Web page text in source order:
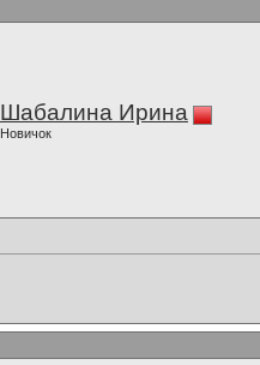
Шабалина Ирина
Новичок